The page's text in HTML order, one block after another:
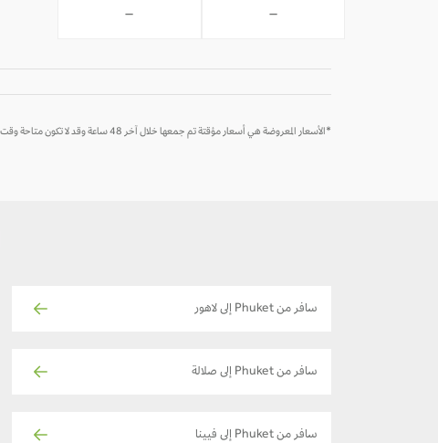
-
-
*الأسعار المعروضة هي أسعار مؤقتة تم جمعها خلال آخر 48 ساعة وقد لا تكون متاحة وقت الحجز
سافر من Phuket إلى لاهور
سافر من Phuket إلى صلالة
سافر من Phuket إلى فيينا